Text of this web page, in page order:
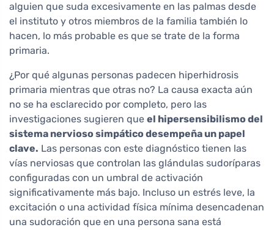
alguien que suda excesivamente en las palmas desde
el instituto y otros miembros de la familia también lo
hacen, lo más probable es que se trate de la forma
primaria.
¿Por qué algunas personas padecen hiperhidrosis
primaria mientras que otras no? La causa exacta aún
no se ha esclarecido por completo, pero las
investigaciones sugieren que el hipersensibilismo del
sistema nervioso simpático desempeña un papel
clave. Las personas con este diagnóstico tienen las
vías nerviosas que controlan las glándulas sudoríparas
configuradas con un umbral de activación
significativamente más bajo. Incluso un estrés leve, la
excitación o una actividad física mínima desencadenan
una sudoración que en una persona sana está